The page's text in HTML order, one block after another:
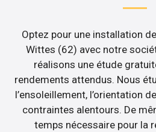
Optez pour une installation
Wittes (62) avec notre
réalisons une étude
rendements attendus. Nous
l’ensoleillement, l’orientation
contraintes alentours. De
temps nécessaire pour la